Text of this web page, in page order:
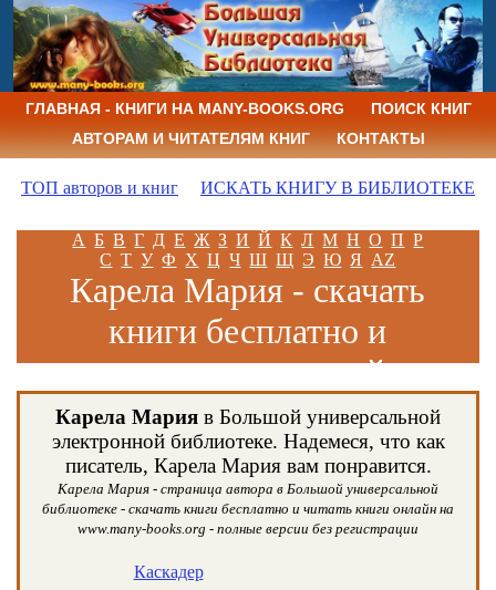
ГЛАВНАЯ - КНИГИ НА MANY-BOOKS.ORG
ПОИСК КНИГ
АВТОРАМ И ЧИТАТЕЛЯМ КНИГ
КОНТАКТЫ
ТОП авторов и книг ИСКАТЬ КНИГУ В БИБЛИОТЕКЕ
А Б В Г Д Е Ж З И Й К Л М Н О П Р
С Т У Ф Х Ц Ч Ш Щ Э Ю Я AZ
Карела Мария - скачать
книги бесплатно и
читать книги онлайн
Карела Мария в Большой универсальной
электронной библиотеке. Надемеся, что как
писатель, Карела Мария вам понравится.
Карела Мария - страница автора в Большой универсальной
библиотеке - скачать книги бесплатно и читать книги онлайн на
www.many-books.org - полные версии без регистрации
Каскадер